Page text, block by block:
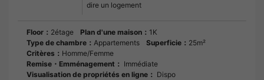
dire un logement
Floor： 2étage Plan d'une maison： 1K
Type de chambre： Appartements Superficie： 25m²
Critères： Homme/Femme
Remise・Emménagement： Immédiate
Visualisation de propriétés en ligne： Dispo